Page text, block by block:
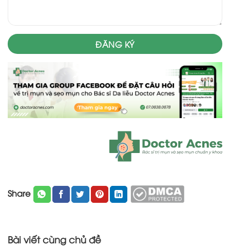
Share
Bài viết cùng chủ đề